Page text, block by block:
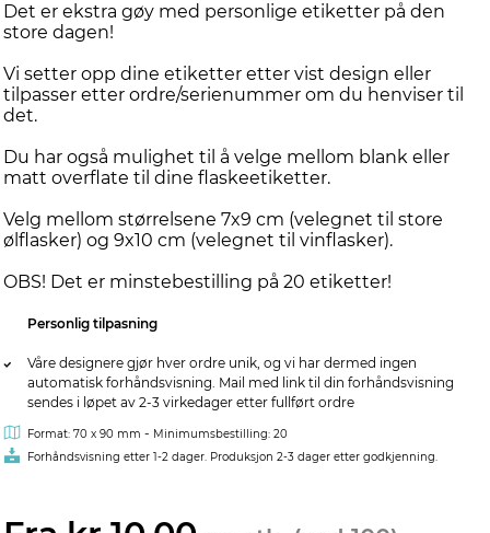
Det er ekstra gøy med personlige etiketter på den
store dagen!
Vi setter opp dine etiketter etter vist design eller
tilpasser etter ordre/serienummer om du henviser til
det.
Du har også mulighet til å velge mellom blank eller
matt overflate til dine flaskeetiketter.
Velg mellom størrelsene 7x9 cm (velegnet til store
ølflasker) og 9x10 cm (velegnet til vinflasker).
OBS! Det er minstebestilling på 20 etiketter!
Personlig tilpasning
Våre designere gjør hver ordre unik, og vi har dermed ingen
automatisk forhåndsvisning. Mail med link til din forhåndsvisning
sendes i løpet av 2-3 virkedager etter fullført ordre
Format: 70 x 90 mm - Minimumsbestilling: 20
Forhåndsvisning etter 1-2 dager. Produksjon 2-3 dager etter godkjenning.